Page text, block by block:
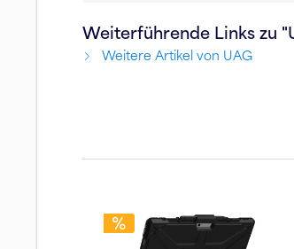
Weiterführende Links zu
Weitere Artikel von UAG